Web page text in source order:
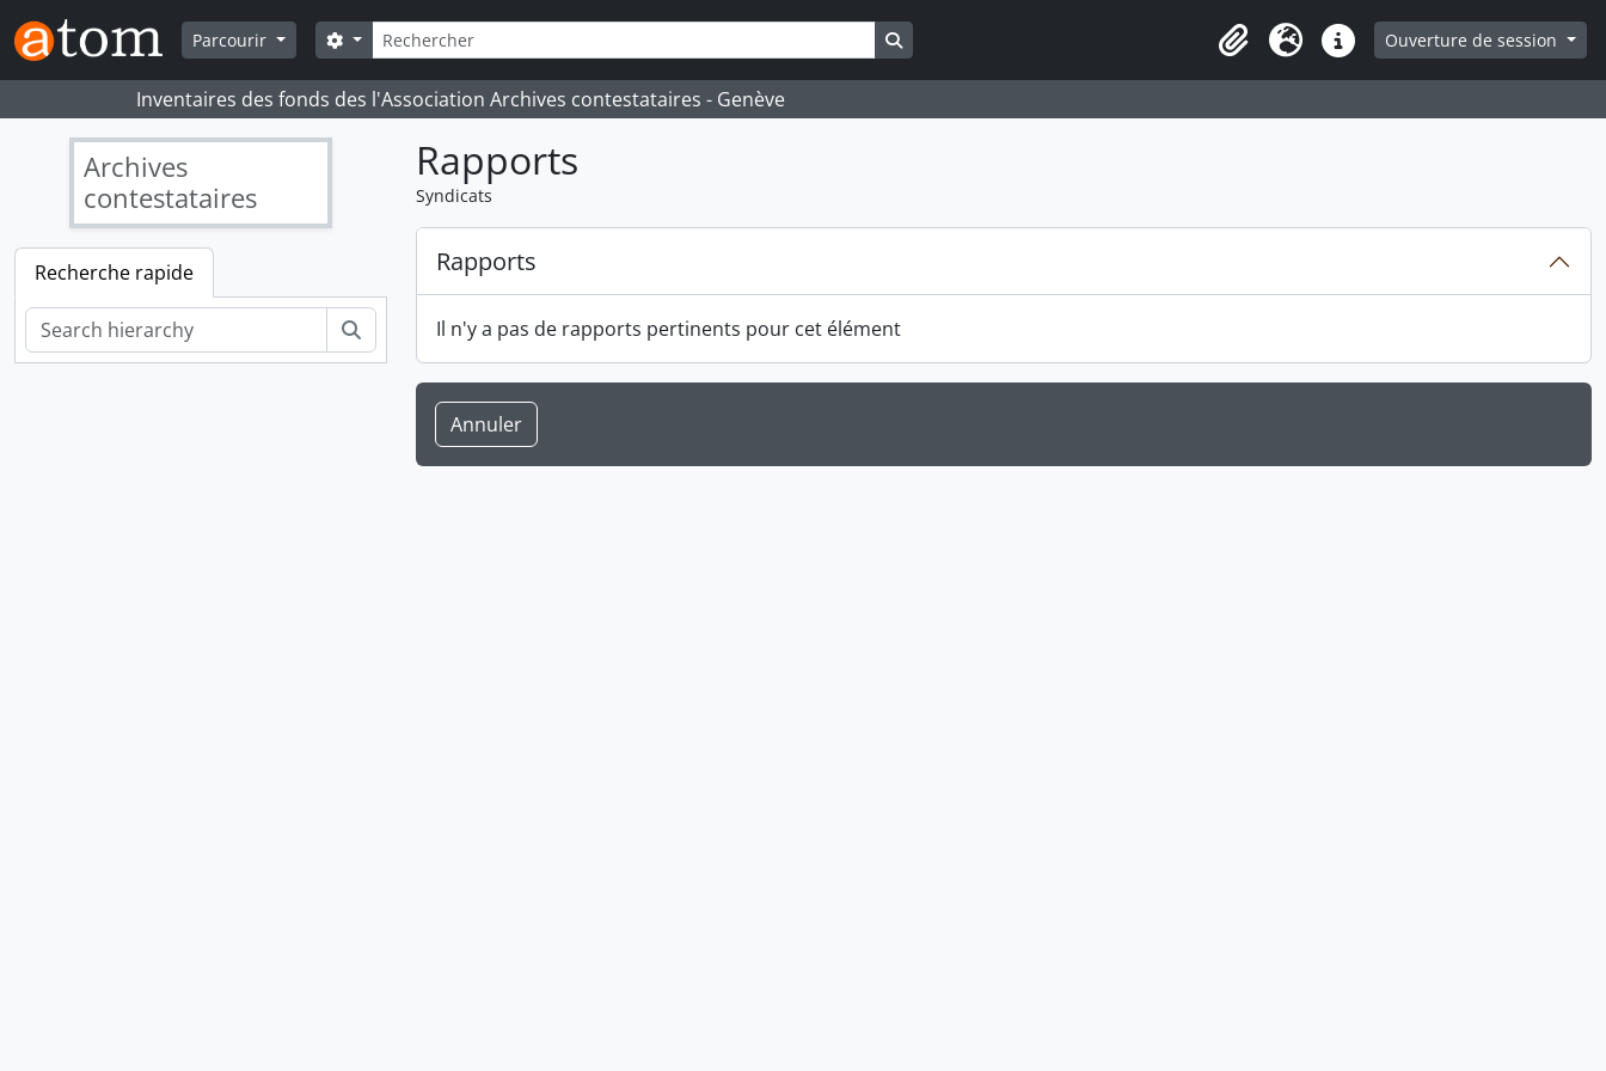
Skip to main content
Parcourir
Rechercher
Search options
Presse-papier
LangueLiens rapidesOuverture de session
Inventaires des fonds des l'Association Archives contestataires - Genève
Archives
contestataires
Recherche rapide
Rechercher
Rapports
Syndicats
Rapports
Il n'y a pas de rapports pertinents pour cet élément
Annuler